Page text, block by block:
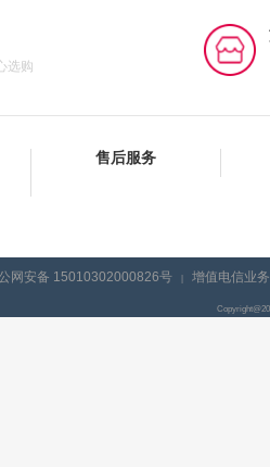
选购
售后服务
网安备 15010302000826号 | 增值电信业